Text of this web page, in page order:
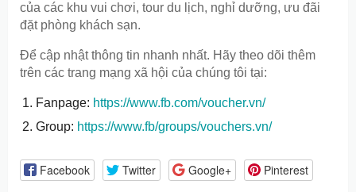
của các khu vui chơi, tour du lịch, nghỉ dưỡng, ưu đãi
đặt phòng khách sạn.
Để cập nhật thông tin nhanh nhất. Hãy theo dõi thêm
trên các trang mạng xã hội của chúng tôi tại:
Fanpage: https://www.fb.com/voucher.vn/
Group: https://www.fb/groups/vouchers.vn/
Facebook Twitter Google+ Pinterest